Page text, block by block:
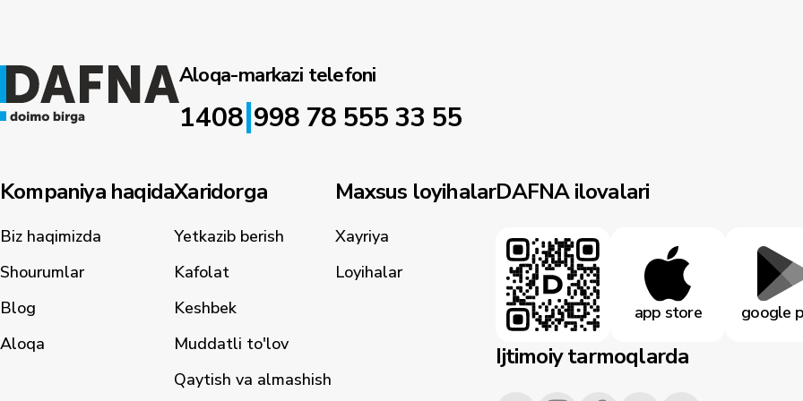
Aloqa-markazi telefoni
1408|998 78 555 33 55
Kompaniya haqida
Biz haqimizda
Shourumlar
Blog
Aloqa
Xaridorga
Yetkazib berish
Kafolat
Keshbek
Muddatli to'lov
Qaytish va almashish
Maxsus loyihalar
Xayriya
Loyihalar
DAFNA ilovalari
app store google
Ijtimoiy tarmoqlarda